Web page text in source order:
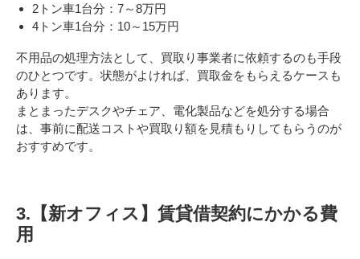
2トン車1台分：7～8万円
4トン車1台分：10～15万円
不用品の処理方法として、買取り事業者に依頼するのも手段
のひとつです。状態がよければ、買取金をもらえるケースも
あります。
まとまったデスクやチェア、電化製品などを処分する場合
は、事前に配送コストや買取り額を見積もりしてもらうのが
おすすめです。
3.【新オフィス】賃貸借契約にかかる費
用